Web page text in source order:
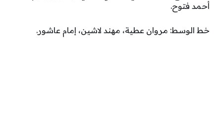
أحمد فتوح.
خط الوسط: مروان عطية، مهند لاشين، إمام عاشور.